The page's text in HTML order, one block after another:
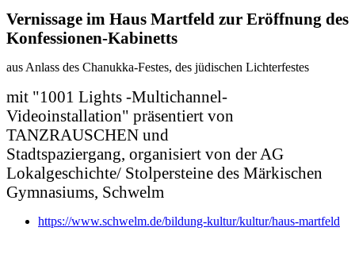
Vernissage im Haus Martfeld zur Eröffnung des
Konfessionen-Kabinetts
aus Anlass des Chanukka-Festes, des jüdischen Lichterfestes
mit "1001 Lights -Multichannel-
Videoinstallation" präsentiert von
TANZRAUSCHEN und
Stadtspaziergang, organisiert von der AG
Lokalgeschichte/ Stolpersteine des Märkischen
Gymnasiums, Schwelm
https://www.schwelm.de/bildung-kultur/kultur/haus-martfeld